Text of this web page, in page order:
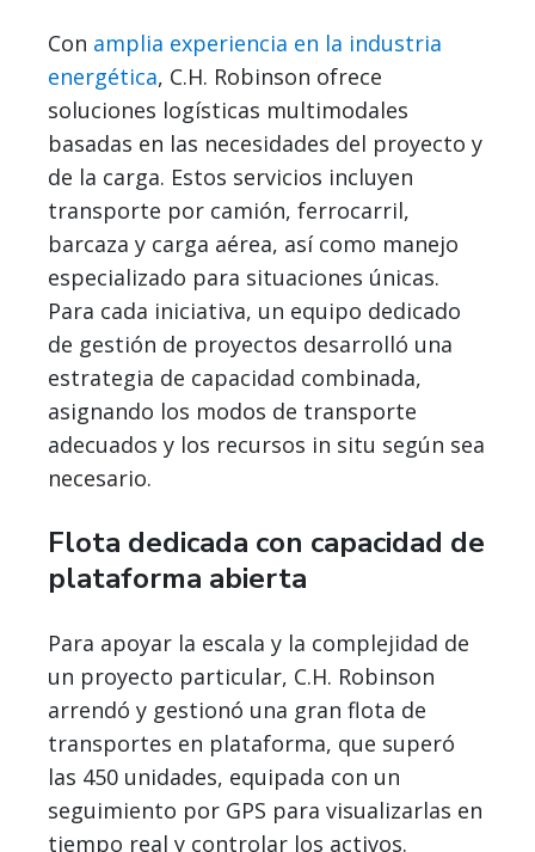
Con amplia experiencia en la industria
energética, C.H. Robinson ofrece
soluciones logísticas multimodales
basadas en las necesidades del proyecto y
de la carga. Estos servicios incluyen
transporte por camión, ferrocarril,
barcaza y carga aérea, así como manejo
especializado para situaciones únicas.
Para cada iniciativa, un equipo dedicado
de gestión de proyectos desarrolló una
estrategia de capacidad combinada,
asignando los modos de transporte
adecuados y los recursos in situ según sea
necesario.
Flota dedicada con capacidad de
plataforma abierta
Para apoyar la escala y la complejidad de
un proyecto particular, C.H. Robinson
arrendó y gestionó una gran flota de
transportes en plataforma, que superó
las 450 unidades, equipada con un
seguimiento por GPS para visualizarlas en
tiempo real y controlar los activos.